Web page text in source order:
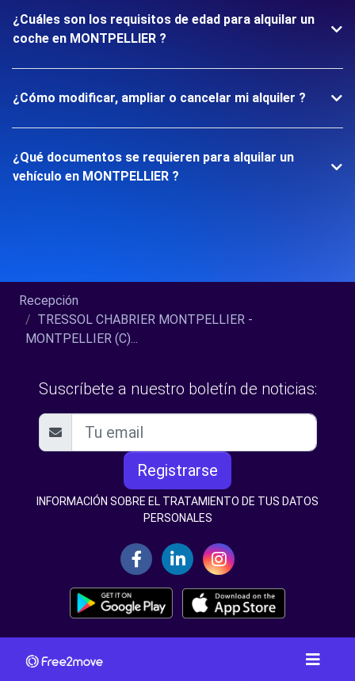
¿Cuáles son los requisitos de edad para alquilar un
coche en MONTPELLIER ?
¿Cómo modificar, ampliar o cancelar mi alquiler ?
¿Qué documentos se requieren para alquilar un
vehículo en MONTPELLIER ?
Recepción
TRESSOL CHABRIER MONTPELLIER -
MONTPELLIER (C)...
Suscríbete a nuestro boletín de noticias:
Registrarse
INFORMACIÓN SOBRE EL TRATAMIENTO DE TUS DATOS
PERSONALES